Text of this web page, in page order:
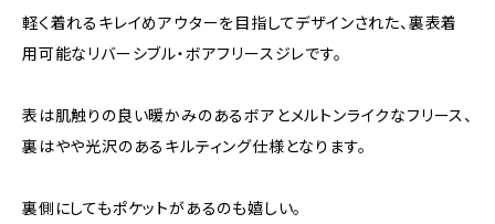
軽く着れるキレイめアウターを目指してデザインされた、裏表着
用可能なリバーシブル・ボアフリースジレです。
表は肌触りの良い暖かみのあるボアとメルトンライクなフリース、
裏はやや光沢のあるキルティング仕様となります。
裏側にしてもポケットがあるのも嬉しい。